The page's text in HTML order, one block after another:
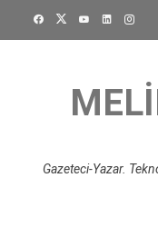
Gazeteci-Yazar.